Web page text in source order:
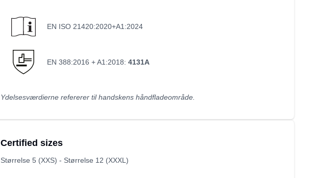
EN ISO 21420:2020+A1:2024
EN 388:2016 + A1:2018: 4131A
Ydelsesværdierne refererer til handskens håndfladeområde.
Certified sizes
Størrelse 5 (XXS) - Størrelse 12 (XXXL)